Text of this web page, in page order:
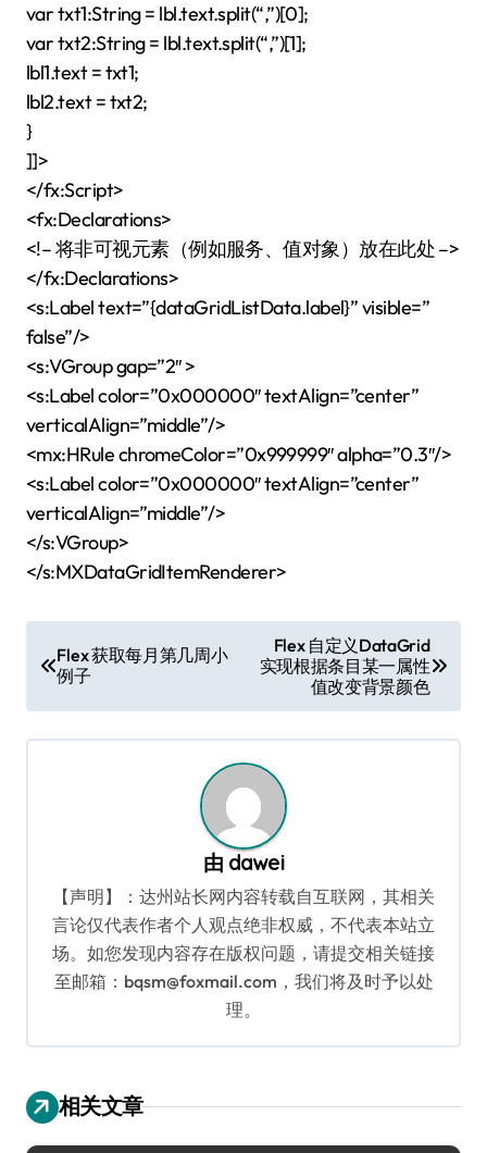
var txt1:String = lbl.text.split(“,”)[0];
var txt2:String = lbl.text.split(“,”)[1];
lbl1.text = txt1;
lbl2.text = txt2;
}
]]>
</fx:Script>
<fx:Declarations>
<!– 将非可视元素（例如服务、值对象）放在此处 –>
</fx:Declarations>
<s:Label text=”{dataGridListData.label}” visible=”
false”/>
<s:VGroup gap=”2″ >
<s:Label color=”0x000000″ textAlign=”center”
verticalAlign=”middle”/>
<mx:HRule chromeColor=”0x999999″ alpha=”0.3″/>
<s:Label color=”0x000000″ textAlign=”center”
verticalAlign=”middle”/>
</s:VGroup>
</s:MXDataGridItemRenderer>
章
导
航
Flex 获取每月第几周小
例子
Flex 自定义DataGrid
实现根据条目某一属性
值改变背景颜色
由 dawei
【声明】：达州站长网内容转载自互联网，其相关
言论仅代表作者个人观点绝非权威，不代表本站立
场。如您发现内容存在版权问题，请提交相关链接
至邮箱：bqsm@foxmail.com，我们将及时予以处
理。
相关文章